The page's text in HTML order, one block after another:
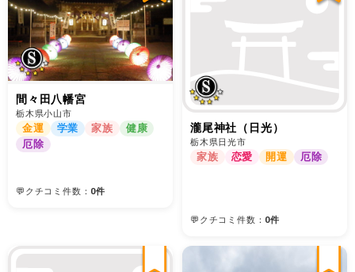
間々田八幡宮
栃木県小山市
金運 学業 家族
健康
厄除
💬クチコミ件数： 0件
瀧尾神社（日光）
栃木県日光市
家族 恋愛 開運 厄除
💬クチコミ件数： 0件